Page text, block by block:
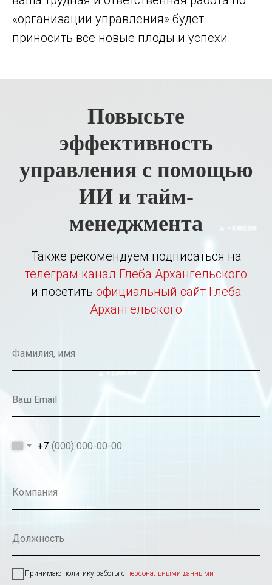
«организации управления» будет
приносить все новые плоды и успехи.
Повысьте
эффективность
управления с помощью
ИИ и тайм-
менеджмента
Также рекомендуем подписаться на
телеграм канал Глеба Архангельского
и посетить официальный сайт Глеба
Архангельского
Фамилия, имя
Ваш Email
+7
Компания
Должность
Принимаю политику работы с персональными данными